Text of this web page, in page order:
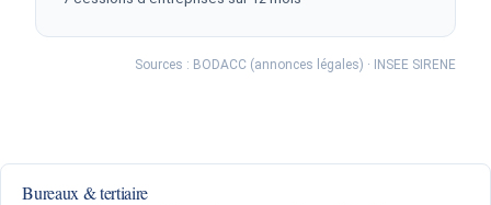
Sources : BODACC (annonces légales) · INSEE SIRENE
Bureaux & tertiaire